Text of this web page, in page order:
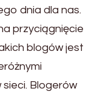
dnia dla nas.
przyciągnięcie
blogów jest
Blogerów